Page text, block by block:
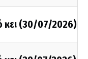
κει (30/07/2026)